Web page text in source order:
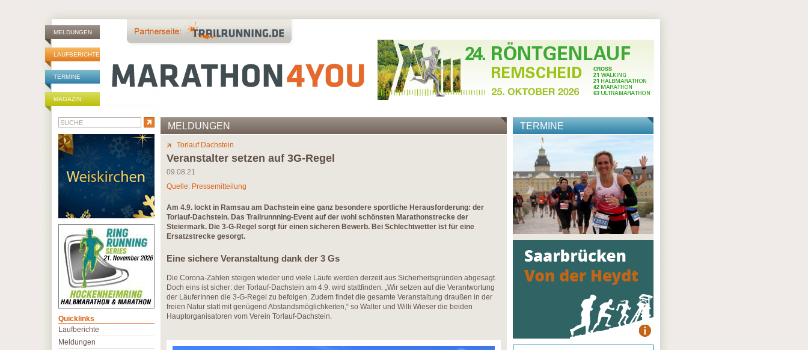
MELDUNGEN
LAUFBERICHTE
TERMINE
MAGAZIN
MELDUNGEN
Torlauf Dachstein
Veranstalter setzen auf 3G-Regel
09.08.21
Quelle: Pressemitteilung
Am 4.9. lockt in Ramsau am Dachstein eine ganz besondere sportliche Herausforderung: der
Torlauf-Dachstein. Das Trailrunnning-Event auf der wohl schönsten Marathonstrecke der
Steiermark. Die 3-G-Regel sorgt für einen sicheren Bewerb. Bei Schlechtwetter ist für eine
Ersatzstrecke gesorgt.
Eine sichere Veranstaltung dank der 3 Gs
Die Corona-Zahlen steigen wieder und viele Läufe werden derzeit aus Sicherheitsgründen abgesagt.
Doch eins ist sicher: der Torlauf-Dachstein am 4.9. wird stattfinden. „Wir setzen auf die Verantwortung
der LäuferInnen die 3-G-Regel zu befolgen. Zudem findet die gesamte Veranstaltung draußen in der
freien Natur statt mit genügend Abstandsmöglichkeiten,“ so Walter und Willi Wieser die beiden
Hauptorganisatoren vom Verein Torlauf-Dachstein.
TERMINE
Quicklinks
Laufberichte
Meldungen